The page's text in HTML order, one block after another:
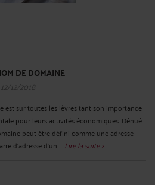
DE DOMAINE
12/2018
sur toutes les lèvres tant son importance
pour leurs activités économiques. Dénué
peut être défini comme une adresse
d’adresse d’un ... Lire la suite >